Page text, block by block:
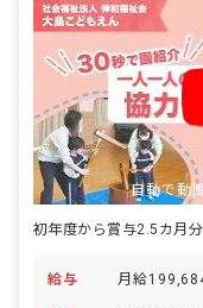
自動で動
給与 月給